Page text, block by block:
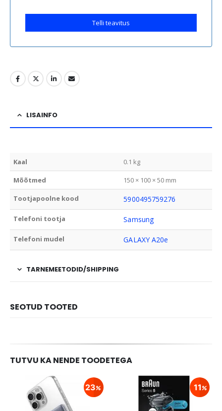
Telli teavitus
LISAINFO
Kaal 0.1 kg
Mõõtmed 150 × 100 × 50 mm
Tootjapoolne kood 5900495759276
Telefoni tootja Samsung
Telefoni mudel GALAXY A20e
TARNEMEETODID/SHIPPING
SEOTUD TOOTED
TUTVU KA NENDE TOODETEGA
23 11